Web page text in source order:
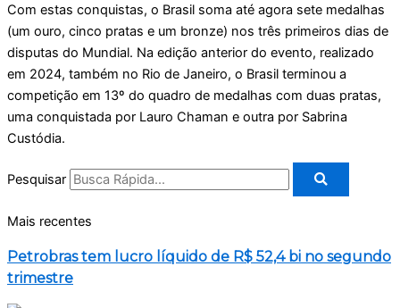
Com estas conquistas, o Brasil soma até agora sete medalhas
(um ouro, cinco pratas e um bronze) nos três primeiros dias de
disputas do Mundial. Na edição anterior do evento, realizado
em 2024, também no Rio de Janeiro, o Brasil terminou a
competição em 13º do quadro de medalhas com duas pratas,
uma conquistada por Lauro Chaman e outra por Sabrina
Custódia.
Pesquisar
Mais recentes
Petrobras tem lucro líquido de R$ 52,4 bi no segundo
trimestre